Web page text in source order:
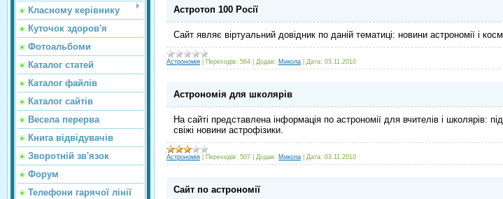
Класному керівнику
Куточок здоров'я
Фотоальбоми
Каталог статей
Каталог файлів
Каталог сайтiв
Весела перерва
Книга відвідувачів
Зворотній зв'язок
Форум
Телефони гарячої лінії
Астротоп 100 Росії
Сайт являє віртуальний довідник по даній тематиці: новини астрономії і
Астрономія Переходів: 564 Додав: Микола Дата: 03.11.2010
Астрономія для школярів
На сайті представлена інформація по астрономії для вчителів і школярів:
свіжі новини астрофізики.
Астрономія Переходів: 507 Додав: Микола Дата: 03.11.2010
Сайт по астрономії